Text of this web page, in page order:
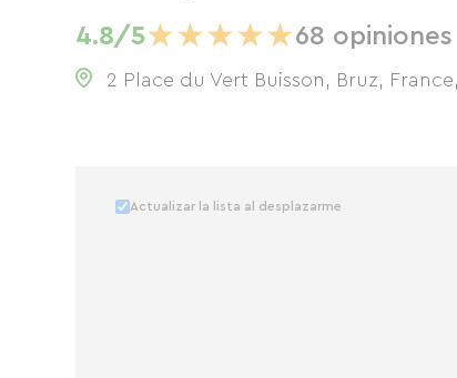
4.8/5★★★★★68 opiniones
2 Place du Vert Buisson, Bruz, France,
Actualizar la lista al desplazarme